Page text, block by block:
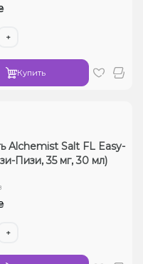
+
Купить
Alchemist Salt FL Easy-
Пизи, 35 мг, 30 мл)
+